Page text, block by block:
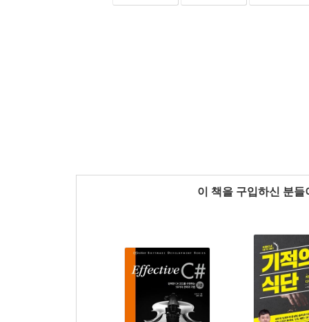
이 책을 구입하신 분